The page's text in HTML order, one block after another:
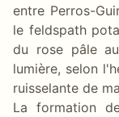
entre Perros-
le feldspath
du rose pâle
lumière, selon
ruisselante de
La formation